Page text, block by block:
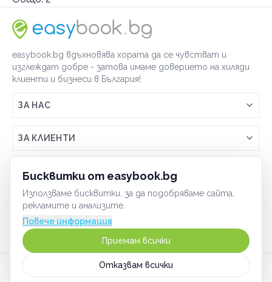
Бисквитки от easybook.bg
Използваме бисквитки, за да подобряваме сайта,
рекламите и анализите.
Повече информация
Отказвам всички
Приемам всички
easybook.bg вдъхновява хората да се чувстват и
изглеждат добре - затова имаме доверието на хиляди
клиенти и бизнеси в България!
ЗА НАС
Връзка с easybook.bg
Как работи easybook
Често задавани въпроси
ЗА КЛИЕНТИ
Условия за ползване
GDPR политика
Сигурност
ЗА ТЪРГОВЦИ
Включи бизнеса си
Управлявай ефективно с easybook
ОБЩИ
Бисквитки
Начин на плащане
Карта на сайта